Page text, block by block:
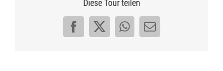
Diese Tour teilen
Facebook
X WhatsApp
E-